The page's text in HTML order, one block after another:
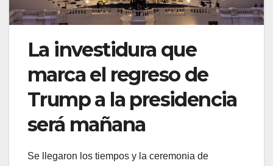
La investidura que
marca el regreso de
Trump a la presidencia
será mañana
Se llegaron los tiempos y la ceremonia de